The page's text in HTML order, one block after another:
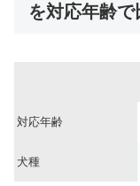
を対応年齢で
対応年齢
犬種